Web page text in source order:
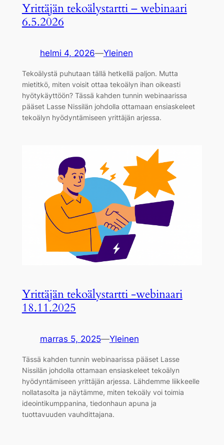
Yrittäjän tekoälystartti – webinaari
6.5.2026
helmi 4, 2026—Yleinen
Tekoälystä puhutaan tällä hetkellä paljon. Mutta
mietitkö, miten voisit ottaa tekoälyn ihan oikeasti
hyötykäyttöön? Tässä kahden tunnin webinaarissa
pääset Lasse Nissilän johdolla ottamaan ensiaskeleet
tekoälyn hyödyntämiseen yrittäjän arjessa.
Yrittäjän tekoälystartti -webinaari
18.11.2025
marras 5, 2025—Yleinen
Tässä kahden tunnin webinaarissa pääset Lasse
Nissilän johdolla ottamaan ensiaskeleet tekoälyn
hyödyntämiseen yrittäjän arjessa. Lähdemme liikkeelle
nollatasolta ja näytämme, miten tekoäly voi toimia
ideointikumppanina, tiedonhaun apuna ja
tuottavuuden vauhdittajana.